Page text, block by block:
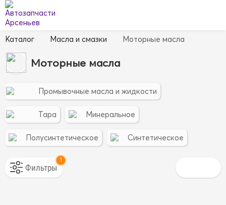
Каталог Масла и смазки Моторные масла
Моторные масла
Промывочные масла и жидкости
Тара Минеральное
Полусинтетическое Синтетическое
1